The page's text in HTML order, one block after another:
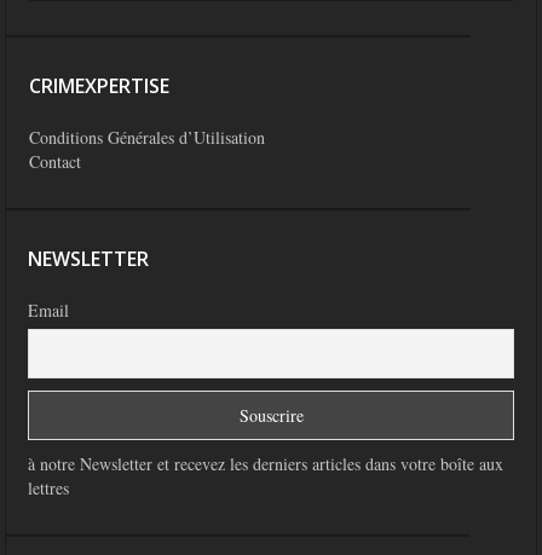
CRIMEXPERTISE
Conditions Générales d’Utilisation
Contact
NEWSLETTER
Email
à notre Newsletter et recevez les derniers articles dans votre boîte aux
lettres